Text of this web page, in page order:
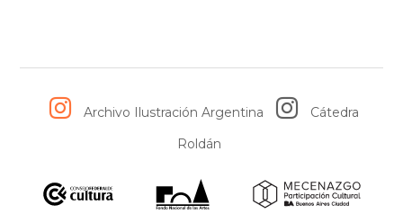
Archivo Ilustración Argentina
Cátedra
Roldán